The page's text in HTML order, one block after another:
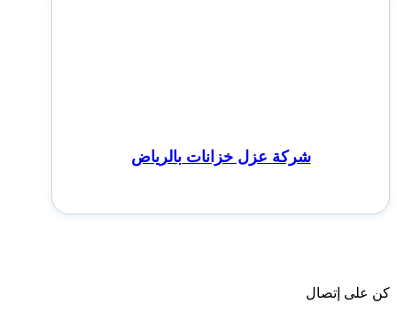
شركة عزل خزانات بالرياض
كن على إتصال